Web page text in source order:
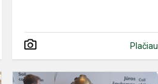
Plačiau
Kelionė